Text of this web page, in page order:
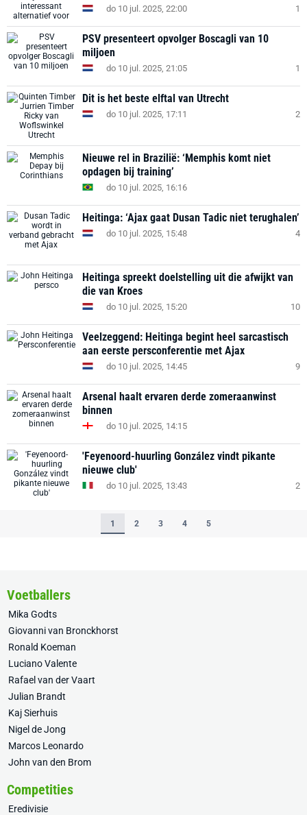
do 10 jul. 2025, 22:00 1
PSV presenteert opvolger Boscagli van 10
miljoen
do 10 jul. 2025, 21:05 1
Dit is het beste elftal van Utrecht
do 10 jul. 2025, 17:11 2
Nieuwe rel in Brazilië: ‘Memphis komt niet
opdagen bij training’
do 10 jul. 2025, 16:16
Heitinga: ‘Ajax gaat Dusan Tadic niet terughalen’
do 10 jul. 2025, 15:48 4
Heitinga spreekt doelstelling uit die afwijkt van
die van Kroes
do 10 jul. 2025, 15:20 10
Veelzeggend: Heitinga begint heel sarcastisch
aan eerste persconferentie met Ajax
do 10 jul. 2025, 14:45 9
Arsenal haalt ervaren derde zomeraanwinst
binnen
do 10 jul. 2025, 14:15
'Feyenoord-huurling González vindt pikante
nieuwe club'
do 10 jul. 2025, 13:43 2
1 2 3 4 5
Voetballers
Mika Godts
Giovanni van Bronckhorst
Ronald Koeman
Luciano Valente
Rafael van der Vaart
Julian Brandt
Kaj Sierhuis
Nigel de Jong
Marcos Leonardo
John van den Brom
Competities
Eredivisie